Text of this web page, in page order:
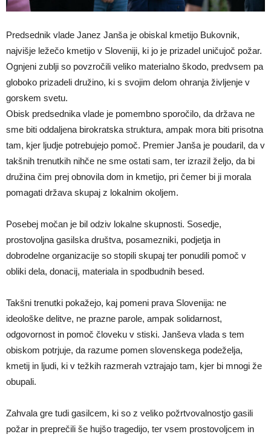
Predsednik vlade Janez Janša je obiskal kmetijo Bukovnik,
najvišje ležečo kmetijo v Sloveniji, ki jo je prizadel uničujoč požar.
Ognjeni zublji so povzročili veliko materialno škodo, predvsem pa
globoko prizadeli družino, ki s svojim delom ohranja življenje v
gorskem svetu.
Obisk predsednika vlade je pomembno sporočilo, da država ne
sme biti oddaljena birokratska struktura, ampak mora biti prisotna
tam, kjer ljudje potrebujejo pomoč. Premier Janša je poudaril, da v
takšnih trenutkih nihče ne sme ostati sam, ter izrazil željo, da bi
družina čim prej obnovila dom in kmetijo, pri čemer bi ji morala
pomagati država skupaj z lokalnim okoljem.
Posebej močan je bil odziv lokalne skupnosti. Sosedje,
prostovoljna gasilska društva, posamezniki, podjetja in
dobrodelne organizacije so stopili skupaj ter ponudili pomoč v
obliki dela, donacij, materiala in spodbudnih besed.
Takšni trenutki pokažejo, kaj pomeni prava Slovenija: ne
ideološke delitve, ne prazne parole, ampak solidarnost,
odgovornost in pomoč človeku v stiski. Janševa vlada s tem
obiskom potrjuje, da razume pomen slovenskega podeželja,
kmetij in ljudi, ki v težkih razmerah vztrajajo tam, kjer bi mnogi že
obupali.
Zahvala gre tudi gasilcem, ki so z veliko požrtvovalnostjo gasili
požar in preprečili še hujšo tragedijo, ter vsem prostovoljcem in